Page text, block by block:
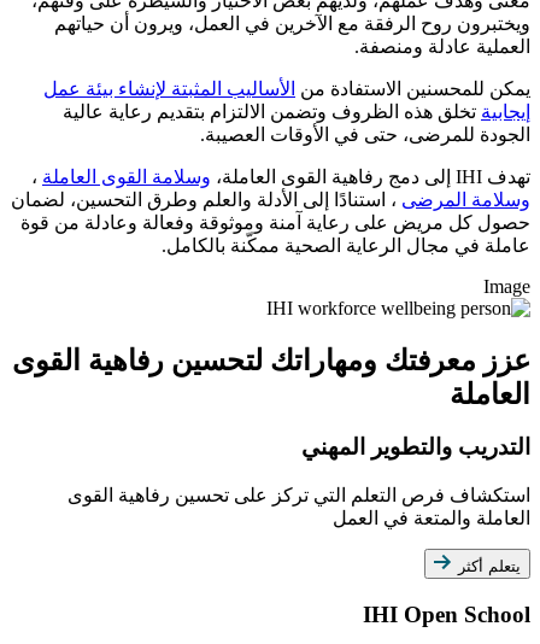
ويختبرون روح الرفقة مع الآخرين في العمل، ويرون أن حياتهم
العملية عادلة ومنصفة.
يمكن للمحسنين الاستفادة من الأساليب المثبتة لإنشاء بيئة عمل
إيجابية تخلق هذه الظروف وتضمن الالتزام بتقديم رعاية عالية
الجودة للمرضى، حتى في الأوقات العصيبة.
تهدف IHI إلى دمج رفاهية القوى العاملة، وسلامة القوى العاملة ،
وسلامة المرضى ، استنادًا إلى الأدلة والعلم وطرق التحسين، لضمان
حصول كل مريض على رعاية آمنة وموثوقة وفعالة وعادلة من قوة
عاملة في مجال الرعاية الصحية ممكّنة بالكامل.
Image
عزز معرفتك ومهاراتك لتحسين رفاهية القوى
العاملة
التدريب والتطوير المهني
استكشاف فرص التعلم التي تركز على تحسين رفاهية القوى
العاملة والمتعة في العمل
يتعلم أكثر
IHI Open School